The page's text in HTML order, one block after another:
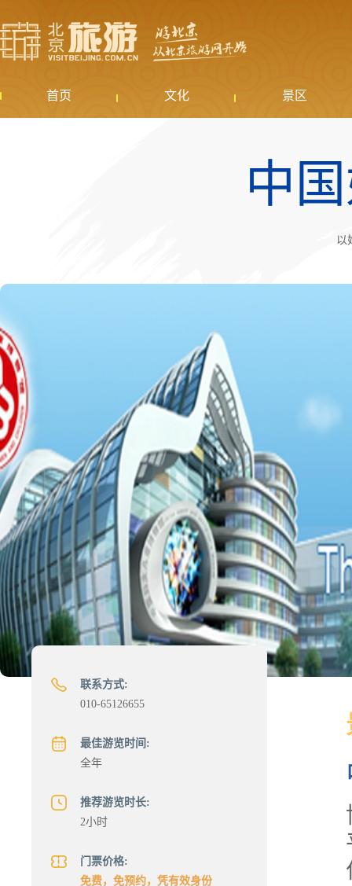
首页 文化 景区
中
以
联系方式:
010-65126655
最佳游览时间:
全年
推荐游览时长:
2小时
门票价格:
免费，免预约，凭有效身份